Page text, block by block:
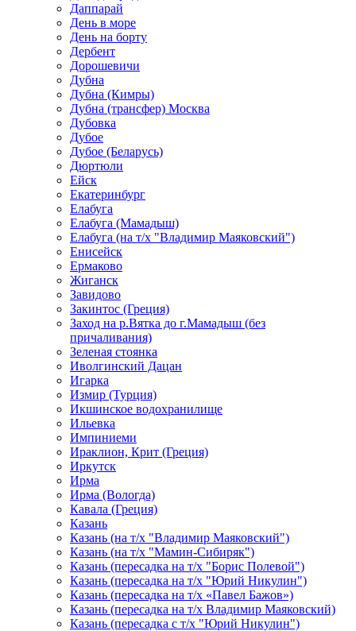
Даппарай
День в море
День на борту
Дербент
Дорошевичи
Дубна
Дубна (Кимры)
Дубна (трансфер) Москва
Дубовка
Дубое
Дубое (Беларусь)
Дюртюли
Ейск
Екатеринбург
Елабуга
Елабуга (Мамадыш)
Елабуга (на т/х "Владимир Маяковский")
Енисейск
Ермаково
Жиганск
Завидово
Закинтос (Греция)
Заход на р.Вятка до г.Мамадыш (без
причаливания)
Зеленая стоянка
Иволгинский Дацан
Игарка
Измир (Турция)
Икшинское водохранилище
Ильевка
Импиниеми
Ираклион, Крит (Греция)
Иркутск
Ирма
Ирма (Вологда)
Кавала (Греция)
Казань
Казань (на т/х "Владимир Маяковский")
Казань (на т/х "Мамин-Сибиряк")
Казань (пересадка на т/х "Борис Полевой")
Казань (пересадка на т/х "Юрий Никулин")
Казань (пересадка на т/х «Павел Бажов»)
Казань (пересадка на т/х Владимир Маяковский)
Казань (пересадка с т/х "Юрий Никулин")